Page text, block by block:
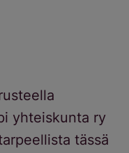
yhteiskunta ry
tässä